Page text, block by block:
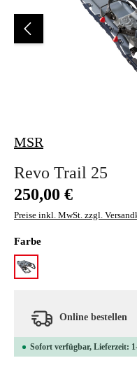
MSR
Revo Trail 25
Regulärer Preis:
250,00 €
Preise inkl. MwSt. zzgl.
Farbeauswählen
marine fog
Online bestellen
Sofort verfügbar, Lieferzeit: